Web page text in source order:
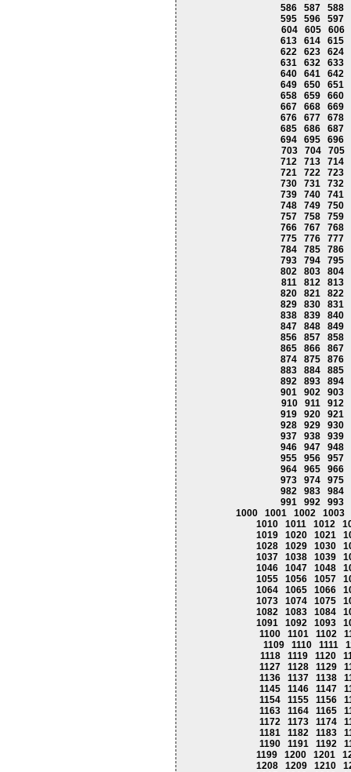
586
587
588
595
596
597
604
605
606
613
614
615
622
623
624
631
632
633
640
641
642
649
650
651
658
659
660
667
668
669
676
677
678
685
686
687
694
695
696
703
704
705
712
713
714
721
722
723
730
731
732
739
740
741
748
749
750
757
758
759
766
767
768
775
776
777
784
785
786
793
794
795
802
803
804
811
812 813
820
821
822
829
830
831
838
839
840
847
848
849
856
857
858
865
866
867
874
875
876
883
884
885
892
893
894
901
902
903
910
911 912
919
920
921
928
929
930
937
938
939
946
947
948
955
956
957
964
965
966
973
974
975
982
983
984
991
992
993
1000
1001 1002
1003
1010
1011 1012
1019
1020 1021
1028
1029 1030
1037
1038 1039
1046
1047 1048
1055
1056 1057
1064
1065 1066
1073
1074 1075
1082
1083 1084
1091
1092 1093
1100
1101 1102
1109
1110 1111
1118
1119 1120
1127
1128 1129
1136
1137 1138
1145
1146 1147
1154
1155 1156
1163
1164 1165
1172
1173 1174
1181
1182 1183
1190
1191 1192
1199
1200 1201
1208
1209 1210